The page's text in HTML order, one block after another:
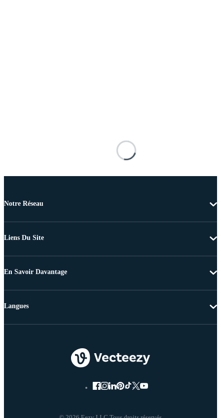
Notre Réseau
Liens Du Site
En Savoir Davantage
Langues